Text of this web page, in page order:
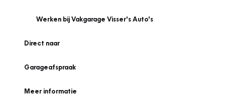
Werken bij Vakgarage Visser's Auto's
Direct naar
Garageafspraak
Meer informatie